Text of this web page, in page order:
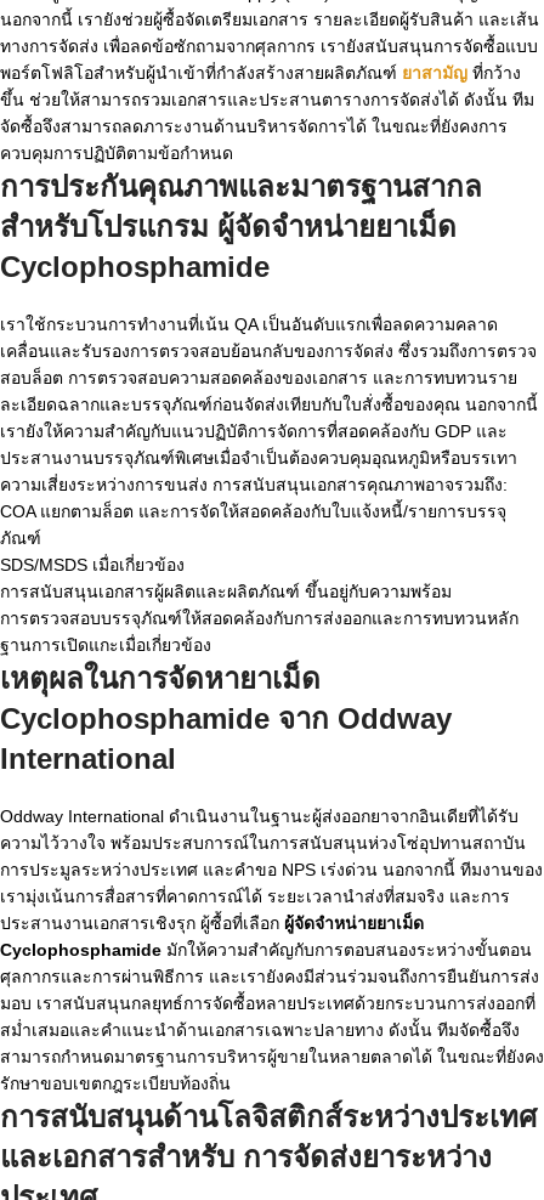
นอกจากนี้ เรายังช่วยผู้ซื้อจัดเตรียมเอกสาร รายละเอียดผู้รับสินค้า และเส้น
ทางการจัดส่ง เพื่อลดข้อซักถามจากศุลกากร เรายังสนับสนุนการจัดซื้อแบบ
พอร์ตโฟลิโอสำหรับผู้นำเข้าที่กำลังสร้างสายผลิตภัณฑ์ ยาสามัญ ที่กว้าง
ขึ้น ช่วยให้สามารถรวมเอกสารและประสานตารางการจัดส่งได้ ดังนั้น ทีม
จัดซื้อจึงสามารถลดภาระงานด้านบริหารจัดการได้ ในขณะที่ยังคงการ
ควบคุมการปฏิบัติตามข้อกำหนด
การประกันคุณภาพและมาตรฐานสากล
สำหรับโปรแกรม ผู้จัดจำหน่ายยาเม็ด
Cyclophosphamide
เราใช้กระบวนการทำงานที่เน้น QA เป็นอันดับแรกเพื่อลดความคลาด
เคลื่อนและรับรองการตรวจสอบย้อนกลับของการจัดส่ง ซึ่งรวมถึงการตรวจ
สอบล็อต การตรวจสอบความสอดคล้องของเอกสาร และการทบทวนราย
ละเอียดฉลากและบรรจุภัณฑ์ก่อนจัดส่งเทียบกับใบสั่งซื้อของคุณ นอกจากนี้
เรายังให้ความสำคัญกับแนวปฏิบัติการจัดการที่สอดคล้องกับ GDP และ
ประสานงานบรรจุภัณฑ์พิเศษเมื่อจำเป็นต้องควบคุมอุณหภูมิหรือบรรเทา
ความเสี่ยงระหว่างการขนส่ง การสนับสนุนเอกสารคุณภาพอาจรวมถึง:
COA แยกตามล็อต และการจัดให้สอดคล้องกับใบแจ้งหนี้/รายการบรรจุ
ภัณฑ์
SDS/MSDS เมื่อเกี่ยวข้อง
การสนับสนุนเอกสารผู้ผลิตและผลิตภัณฑ์ ขึ้นอยู่กับความพร้อม
การตรวจสอบบรรจุภัณฑ์ให้สอดคล้องกับการส่งออกและการทบทวนหลัก
ฐานการเปิดแกะเมื่อเกี่ยวข้อง
เหตุผลในการจัดหายาเม็ด
Cyclophosphamide จาก Oddway
International
Oddway International ดำเนินงานในฐานะผู้ส่งออกยาจากอินเดียที่ได้รับ
ความไว้วางใจ พร้อมประสบการณ์ในการสนับสนุนห่วงโซ่อุปทานสถาบัน
การประมูลระหว่างประเทศ และคำขอ NPS เร่งด่วน นอกจากนี้ ทีมงานของ
เรามุ่งเน้นการสื่อสารที่คาดการณ์ได้ ระยะเวลานำส่งที่สมจริง และการ
ประสานงานเอกสารเชิงรุก ผู้ซื้อที่เลือก ผู้จัดจำหน่ายยาเม็ด
Cyclophosphamide มักให้ความสำคัญกับการตอบสนองระหว่างขั้นตอน
ศุลกากรและการผ่านพิธีการ และเรายังคงมีส่วนร่วมจนถึงการยืนยันการส่ง
มอบ เราสนับสนุนกลยุทธ์การจัดซื้อหลายประเทศด้วยกระบวนการส่งออกที่
สม่ำเสมอและคำแนะนำด้านเอกสารเฉพาะปลายทาง ดังนั้น ทีมจัดซื้อจึง
สามารถกำหนดมาตรฐานการบริหารผู้ขายในหลายตลาดได้ ในขณะที่ยังคง
รักษาขอบเขตกฎระเบียบท้องถิ่น
การสนับสนุนด้านโลจิสติกส์ระหว่างประเทศ
และเอกสารสำหรับ การจัดส่งยาระหว่าง